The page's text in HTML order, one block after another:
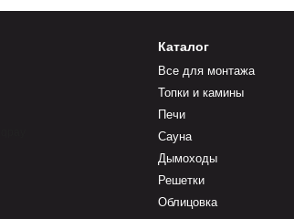
Каталог
Все для монтажа
Топки и камины
Печи
Сауна
Дымоходы
Решетки
Облицовка